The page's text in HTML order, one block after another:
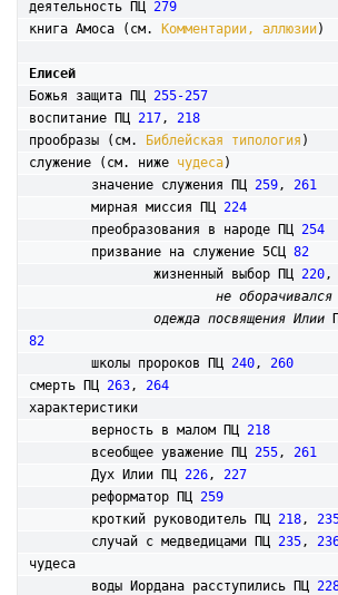
деятельность ПЦ 279
книга Амоса (см.
Комментарии, аллюзии)
Елисей
Божья защита ПЦ 255-257
воспитание ПЦ 217, 218
прообразы (см.
Библейская типология )
служение (см. ниже чудеса)
	значение служения ПЦ
259, 261
	мирная миссия ПЦ
224
	преобразования в народе ПЦ
254
	призвание на служение 5СЦ
82
		жизненный выбор ПЦ
220,
не оборачивался
одежда посвящения Илии
82
	школы пророков ПЦ
240, 260
смерть ПЦ 263, 264
характеристики
	верность в малом ПЦ
218
	всеобщее уважение ПЦ
255, 261
	Дух Илии ПЦ
226, 227
	реформатор ПЦ
259
	кроткий руководитель ПЦ
218,
	случай с медведицами ПЦ
235,
чудеса
	воды Иордана расступились ПЦ